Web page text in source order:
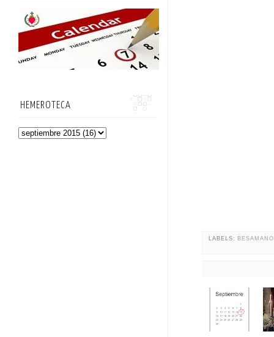
LABELS:
HEMEROTECA